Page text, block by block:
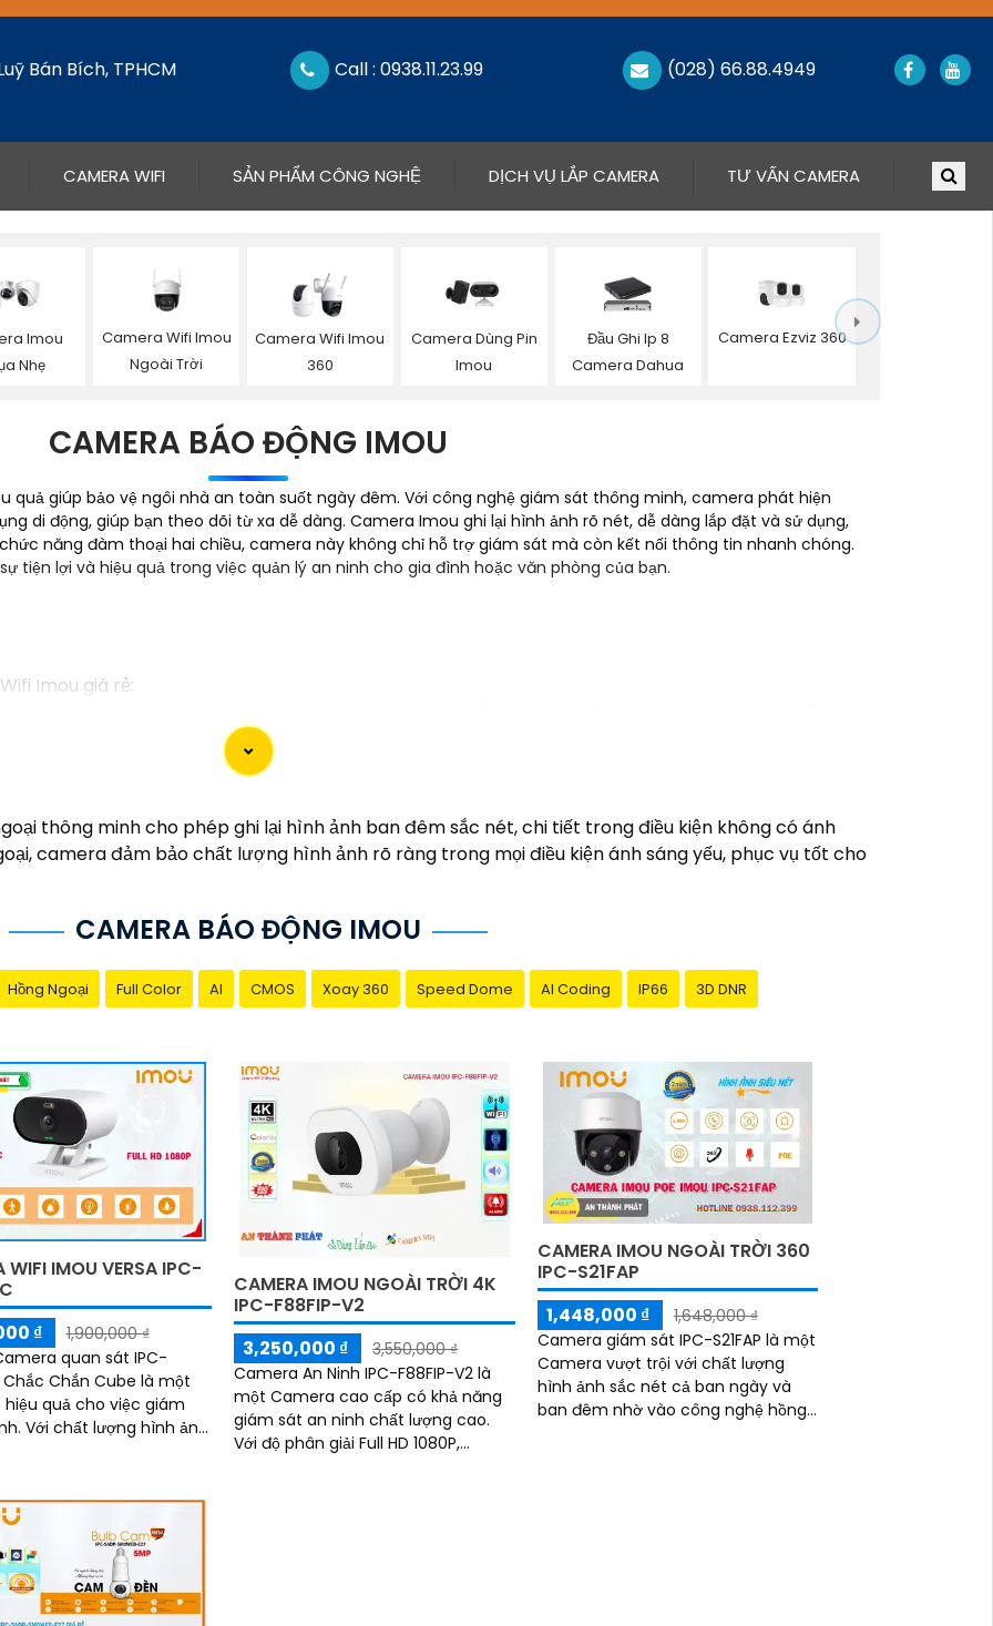
Bán Bích, TPHCM Call : 0938.11.23.99 (028) 66.88.4949
CAMERA WIFI SẢN PHẨM CÔNG NGHỆ DỊCH VỤ LẮP CAMERA TƯ VẤN CAMERA
Imou
Nhẹ
Camera Wifi Imou
Ngoài Trời
Camera Wifi Imou
360
Camera Dùng Pin
Imou
Đầu Ghi Ip 8
Camera Dahua
Camera Ezviz 360
CAMERA BÁO ĐỘNG IMOU
quả giúp bảo vệ ngôi nhà an toàn suốt ngày đêm. Với công nghệ giám sát thông minh, camera phát hiện
di động, giúp bạn theo dõi từ xa dễ dàng. Camera Imou ghi lại hình ảnh rõ nét, dễ dàng lắp đặt và sử dụng,
năng đàm thoại hai chiều, camera này không chỉ hỗ trợ giám sát mà còn kết nối thông tin nhanh chóng.
tiện lợi và hiệu quả trong việc quản lý an ninh cho gia đình hoặc văn phòng của bạn.
Imou giá rẻ:
kế dễ dàng lắp đặt, bạn có thể tự cài đặt và sử dụng mà không cần phải thuê dịch vụ chuyên nghiệp.
thường được tích hợp các công nghệ mới như trí tuệ nhân tạo, cảm biến chuyển động thông
dịch vụ hỗ trợ khách hàng tốt sau khi mua sản phẩm, bảo đảm rằng bạn sẽ có sự trợ giúp nhanh
lựa chọn hoàn hảo cho Camera Wifi Imou giá rẻ.
thông minh cho phép ghi lại hình ảnh ban đêm sắc nét, chi tiết trong điều kiện không có ánh
camera đảm bảo chất lượng hình ảnh rõ ràng trong mọi điều kiện ánh sáng yếu, phục vụ tốt cho
CAMERA BÁO ĐỘNG IMOU
Hồng Ngoại Full Color AI CMOS Xoay 360 Speed Dome AI Coding IP66 3D DNR
WIFI IMOU VERSA IPC-
₫
1,900,000 ₫
quan sát IPC-
Chắc Chắn Cube là một
hiệu quả cho việc giám
ảnh
CAMERA IMOU NGOÀI TRỜI 4K
IPC-F88FIP-V2
3,250,000 ₫
3,550,000 ₫
Camera An Ninh IPC-F88FIP-V2 là
một Camera cao cấp có khả năng
giám sát an ninh chất lượng cao.
Với độ phân giải Full HD 1080P,
CAMERA IMOU NGOÀI TRỜI 360
IPC-S21FAP
1,448,000 ₫
1,648,000 ₫
Camera giám sát IPC-S21FAP là một
Camera vượt trội với chất lượng
hình ảnh sắc nét cả ban ngày và
ban đêm nhờ vào công nghệ hồng